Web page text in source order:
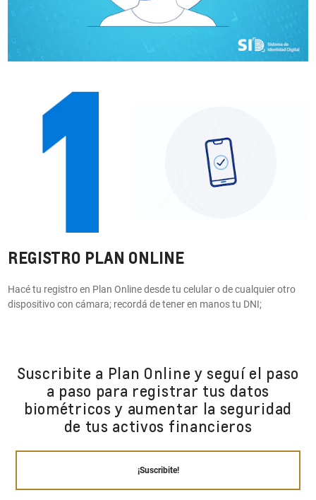
REGISTRO PLAN ONLINE
Hacé tu registro en Plan Online desde tu celular o de cualquier otro
dispositivo con cámara; recordá de tener en manos tu DNI;
Suscribite a Plan Online y seguí el paso
a paso para registrar tus datos
biométricos y aumentar la seguridad
de tus activos financieros
¡Suscribite!